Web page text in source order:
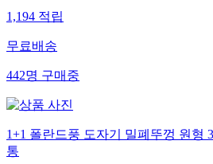
1,194적립
무료배송
442명구매중
1+1 폴란드풍 도자기 밀폐뚜껑 원형
통